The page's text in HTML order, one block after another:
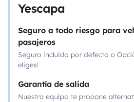
Yescapa
Seguro a todo riesgo para
pasajeros
Seguro incluido por defecto o
eliges!
Garantía de salida
Nuestro equipo te propone